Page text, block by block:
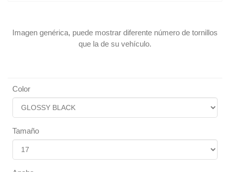
Imagen genérica, puede mostrar diferente número de tornillos
que la de su vehículo.
Color
Tamaño